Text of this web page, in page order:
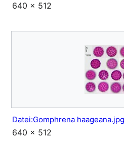
640 × 512
Datei:Gomphrena haageana.jpg
640 × 512